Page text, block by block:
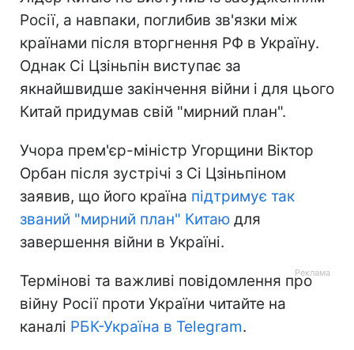
Росії, а навпаки, поглибив зв'язки між
країнами після вторгнення РФ в Україну.
Однак Сі Цзіньпін виступає за
якнайшвидше закінчення війни і для цього
Китай придумав свій "мирний план".
Учора прем'єр-міністр Угорщини Віктор
Орбан після зустрічі з Сі Цзіньпіном
заявив, що його країна підтримує так
званий "мирний план" Китаю для
завершення війни в Україні.
Термінові та важливі повідомлення про
війну Росії проти України читайте на
каналі РБК-Україна в Telegram.